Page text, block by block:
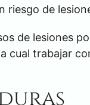
riesgo de
de lesiones
cual trabajar